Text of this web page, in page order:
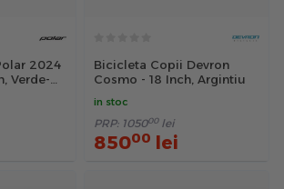
2024
Verde-
Bicicleta Copii Devron
Cosmo - 18 Inch, Argintiu
in stoc
PRP: 105000 lei
85000 lei